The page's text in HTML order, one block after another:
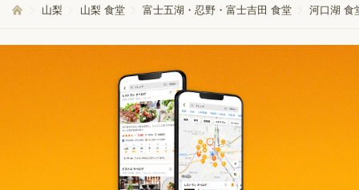
山梨 山梨 食堂 富士五湖・忍野・富士吉田 食堂 河口湖 食